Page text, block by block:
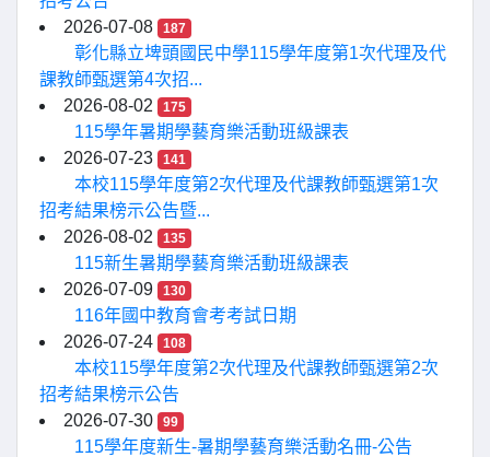
2026-07-08
187
彰化縣立埤頭國民中學115學年度第1次代理及代
課教師甄選第4次招...
2026-08-02
175
115學年暑期學藝育樂活動班級課表
2026-07-23
141
本校115學年度第2次代理及代課教師甄選第1次
招考結果榜示公告暨...
2026-08-02
135
115新生暑期學藝育樂活動班級課表
2026-07-09
130
116年國中教育會考考試日期
2026-07-24
108
本校115學年度第2次代理及代課教師甄選第2次
招考結果榜示公告
2026-07-30
99
115學年度新生-暑期學藝育樂活動名冊-公告